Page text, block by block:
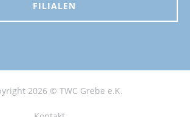
FILIALEN
2026 © TWC Grebe e.K.